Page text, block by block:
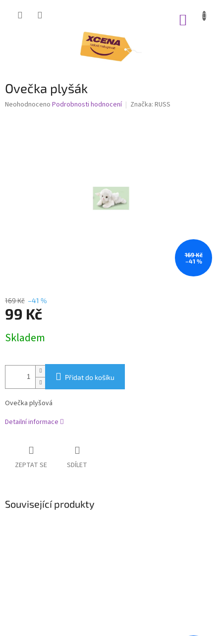
Ovečka plyšák
Průměrné
Neohodnoceno Podrobnosti hodnocení Značka: RUSS
169 Kč
–41 %
169 Kč –41 %
99 Kč
cena:
Skladem
Přidat do košíku
Ovečka plyšová
Detailní informace
ZEPTAT SE SDÍLET
Související produkty